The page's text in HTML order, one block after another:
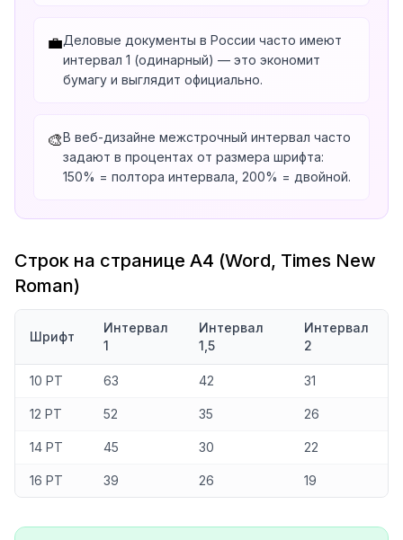
💼Деловые документы в России часто имеют
интервал 1 (одинарный) — это экономит
бумагу и выглядит официально.
🎨В веб-дизайне межстрочный интервал часто
задают в процентах от размера шрифта:
150% = полтора интервала, 200% = двойной.
Строк на странице А4 (Word, Times New
Roman)
Шрифт
Интервал
1
Интервал
1,5
Интервал
2
10 PT 63 42 31
12 PT 52 35 26
14 PT 45 30 22
16 PT 39 26 19